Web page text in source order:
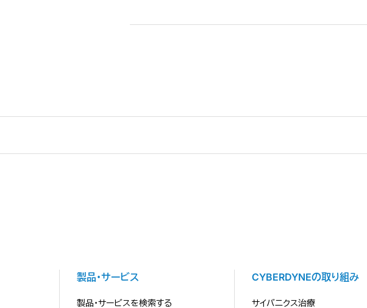
製品・サービス
製品・サービスを検索する
CYBERDYNEの取り組み
サイバニクス治療